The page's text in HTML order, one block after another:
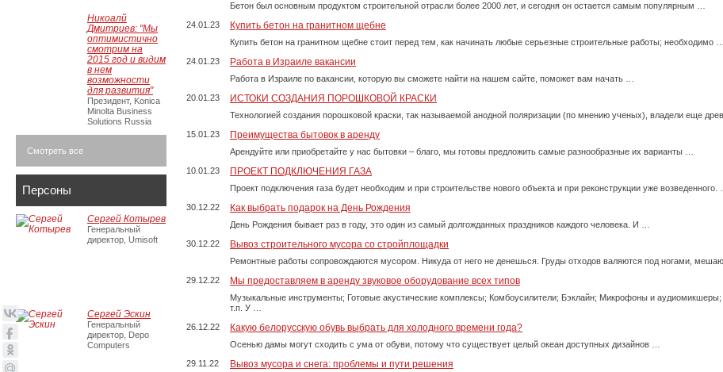
Бетон был основным продуктом строительной отрасли более 2000 лет, и сегодня он остается самым популярным …
24.01.23
Купить бетон на гранитном щебне
Купить бетон на гранитном щебне стоит перед тем, как начинать любые серьезные строительные работы; необходимо …
24.01.23
Работа в Израиле вакансии
Работа в Израиле по вакансии, которую вы сможете найти на нашем сайте, поможет вам начать …
20.01.23
ИСТОКИ СОЗДАНИЯ ПОРОШКОВОЙ КРАСКИ
Технологией создания порошковой краски, так называемой анодной поляризации (по мнению ученых), владели еще
15.01.23
Преимущества бытовок в аренду
Арендуйте или приобретайте у нас бытовки – благо, мы готовы предложить самые разнообразные их варианты …
10.01.23
ПРОЕКТ ПОДКЛЮЧЕНИЯ ГАЗА
Проект подключения газа будет необходим и при строительстве нового объекта и при реконструкции уже возведенного. …
30.12.22
Как выбрать подарок на День Рождения
День Рождения бывает раз в году, это один из самый долгожданных праздников каждого человека. И …
30.12.22
Вывоз строительного мусора со стройплощадки
Ремонтные работы сопровождаются мусором. Никуда от него не денешься. Груды отходов валяются под ногами,
29.12.22
Мы предоставляем в аренду звуковое оборудование всех типов
Музыкальные инструменты; Готовые акустические комплексы; Комбоусилители; Бэклайн; Микрофоны и
т.п. У …
26.12.22
Какую белорусскую обувь выбрать для холодного времени года?
Осенью дамы могут сходить с ума от обуви, потому что существует целый океан доступных дизайнов …
29.11.22
Вывоз мусора и снега: проблемы и пути решения
Никоалй
Дмитриев: "Мы
оптимистично
смотрим на
2015 год и видим
в нем
возможности
для развития"
Президент, Konica
Minolta Business
Solutions Russia
Смотреть все
Персоны
Сергей Котырев
Генеральный
директор, Umisoft
Сергей Эскин
Генеральный
директор, Depo
Computers